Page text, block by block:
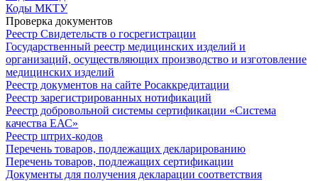
Коды МКТУ
Проверка документов
Реестр Свидетельств о госрегистрации
Государственный реестр медицинских изделий и
организаций, осуществляющих производство и изготовление
медицинских изделий
Реестр документов на сайте Росаккредитации
Реестр зарегистрированных нотификаций
Реестр добровольной системы сертификации «Система
качества ЕАС»
Реестр штрих-кодов
Перечень товаров, подлежащих декларированию
Перечень товаров, подлежащих сертификации
Документы для получения декларации соответствия